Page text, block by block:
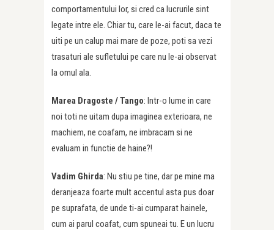
comportamentului lor, si cred ca lucrurile sint
legate intre ele. Chiar tu, care le-ai facut, daca te
uiti pe un calup mai mare de poze, poti sa vezi
trasaturi ale sufletului pe care nu le-ai observat
la omul ala.
Marea Dragoste /Tango: Intr-o lume in care
noi toti ne uitam dupa imaginea exterioara, ne
machiem, ne coafam, ne imbracam si ne
evaluam in functie de haine?!
Vadim Ghirda: Nu stiu pe tine, dar pe mine ma
deranjeaza foarte mult accentul asta pus doar
pe suprafata, de unde ti-ai cumparat hainele,
cum ai parul coafat, cum spuneai tu. E un lucru